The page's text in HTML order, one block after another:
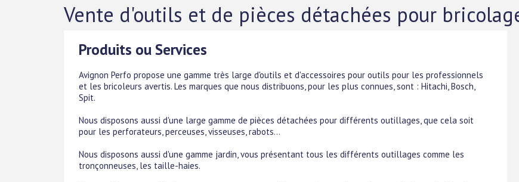
Vente d'outils et de pièces détachées pour
Produits ou Services
Avignon Perfo propose une gamme très large d'outils et d'accessoires pour outils pour les professionnels
et les bricoleurs avertis. Les marques que nous distribuons, pour les plus connues, sont : Hitachi, Bosch,
Spit.
Nous disposons aussi d'une large gamme de pièces détachées pour différents outillages, que cela soit
pour les perforateurs, perceuses, visseuses, rabots...
Nous disposons aussi d'une gamme jardin, vous présentant tous les différents outillages comme les
tronçonneuses, les taille-haies.